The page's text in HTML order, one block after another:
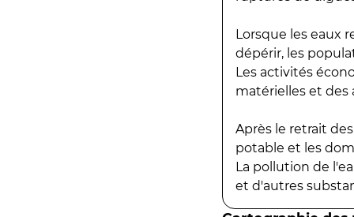
Lorsque les eaux
dépérir, les
Les activités
matérielles et des
Après le retrait
potable et les
La pollution de
et d'autres